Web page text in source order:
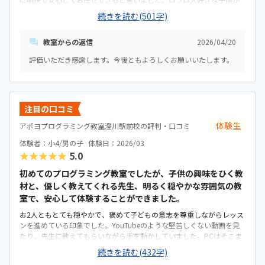
大興奮する楽しい教材で、体験中ずっと夢中になって取り組んでいま
した。専用駐車場は(多分)ありませんが、近隣に大型スーパー、カフ
基調としたすっきりしたレイアウトです。対面で2人×2人掛けられる
ルです。車通りが多いので窓を開けるとやや騒がしくはあります。ほぼ
検の認定校で追加料金なしの検定対策講座あり、ワンストップで検定
受験まで完結出来ることを考慮すれば、決して高くはないかと思いま
す。子どもがふざけたり脱線しても、無理に流れを戻そうとせず、そこ
から発展させてくれたりして最後まで子ども達がストレスなく楽しく
取り組んでいたのが1番の決め手でした。あとは先生方が学ぶ側に最良
の体制を整えてくださろうとしている点もとても良いと思いました。
続きを読む(501字)
教室からの返信
2026/04/20
評価いただき感謝します。今後ともよろしくお願いいたします。
注目の口コミ
アポヨプログラミング教室澄川駅前校の評判・口コミ 体験生
体験者：小4/男の子 体験日：2026/03
★★★★★ 5.0
初めてのプログラミング教室でしたが、子供の興味をひく教
材と、優しく教えてくれる先生、明るく穏やかな雰囲気の教
室で、安心して体験することができました。
お2人ともとても穏やかで、褒めて子どもの意志を尊重しながらレッス
ンを進めている印象でした。YouTubeのような堅苦しくない動画を見
たり、先生に教えてもらいながら手を動かしていました。PCはそこま
で慣れていたわけではないのですが、丁寧に教えてもらえていたので
安心です。子どもが飽きないような仕組みが整っている印象です。地下
続きを読む(432字)